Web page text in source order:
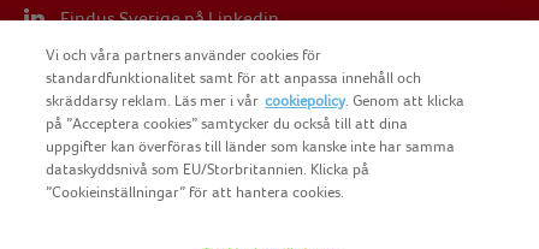
Findus Sverige på Linkedin
Findus Sverige på Youtube
COPYRIGHT FINDUS SVERIGE AB 2025
Vi och våra partners använder cookies för
standardfunktionalitet samt för att anpassa innehåll och
skräddarsy reklam. Läs mer i vår cookiepolicy. Genom att klicka
på ”Acceptera cookies” samtycker du också till att dina
uppgifter kan överföras till länder som kanske inte har samma
dataskyddsnivå som EU/Storbritannien. Klicka på
”Cookieinställningar” för att hantera cookies.